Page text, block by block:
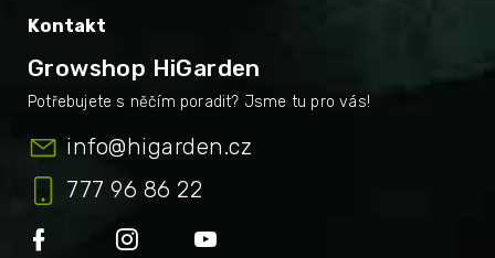
Kontakt
Growshop HiGarden
info@higarden.cz
777 96 86 22